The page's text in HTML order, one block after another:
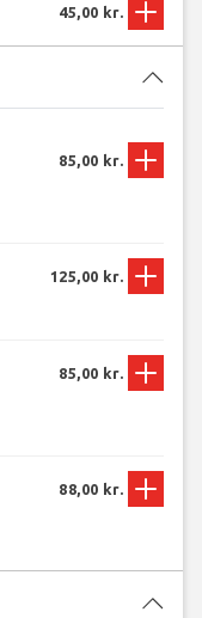
45,00 kr.
85,00 kr.
125,00 kr.
85,00 kr.
88,00 kr.